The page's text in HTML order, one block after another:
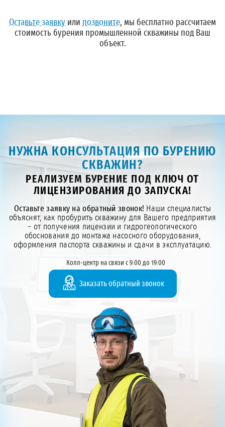
Оставьте заявку или позвоните, мы бесплатно рассчитаем
стоимость бурения промышленной скважины под Ваш
объект.
НУЖНА КОНСУЛЬТАЦИЯ ПО БУРЕНИЮ
СКВАЖИН?
РЕАЛИЗУЕМ БУРЕНИЕ ПОД КЛЮЧ ОТ
ЛИЦЕНЗИРОВАНИЯ ДО ЗАПУСКА!
Оставьте заявку на обратный звонок! Наши специалисты
объяснят, как пробурить скважину для Вашего предприятия
– от получения лицензии и гидрогеологического
обоснования до монтажа насосного оборудования,
оформления паспорта скважины и сдачи в эксплуатацию.
Колл-центр на связи с 9:00 до 19:00
Заказать обратный звонок